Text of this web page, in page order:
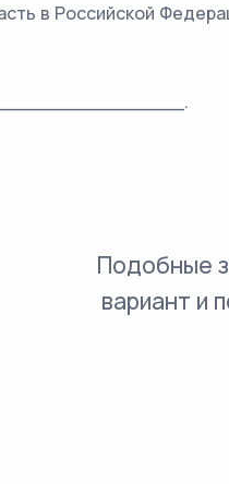
в Российской
Подобные
вариант и